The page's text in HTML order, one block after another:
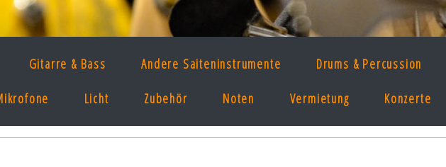
IDEE MUSIKLADEN
Gitarre & Bass Andere Saiteninstrumente Drums & Percussion
Licht Zubehör Noten Vermietung Konzerte